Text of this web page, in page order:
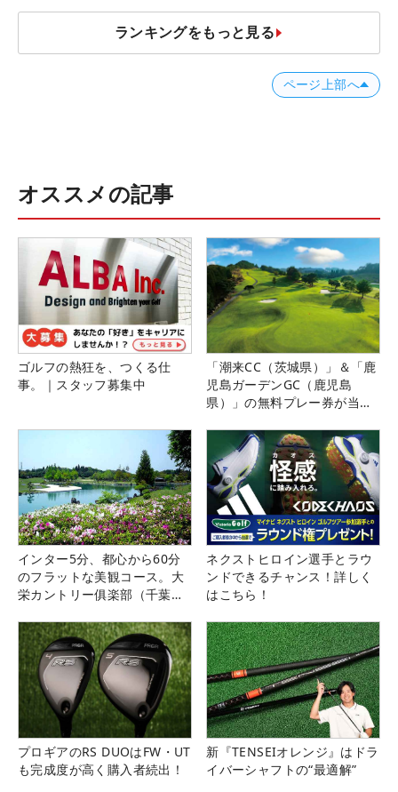
ランキングをもっと見る
ページ上部へ
オススメの記事
ゴルフの熱狂を、つくる仕
事。｜スタッフ募集中
「潮来CC（茨城県）」＆「鹿
児島ガーデンGC（鹿児島
県）」の無料プレー券が当た
インター5分、都心から60分
のフラットな美観コース。大
栄カントリー俱楽部（千葉
ネクストヒロイン選手とラウ
ンドできるチャンス！詳しく
はこちら！
プロギアのRS DUOはFW・UT
も完成度が高く購入者続出！
新『TENSEIオレンジ』はドラ
イバーシャフトの“最適解”